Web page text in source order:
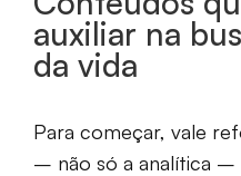
auxiliar na
da vida
Para começar, vale
– não só a analítica –